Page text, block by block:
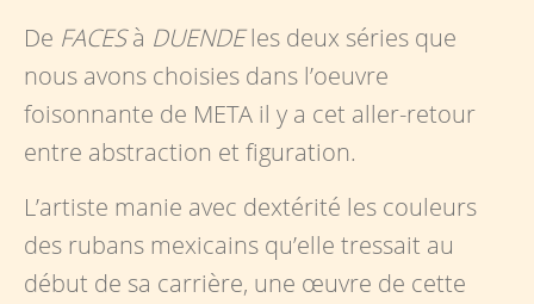
De FACESà DUENDEles deux séries que
nous avons choisies dans l’oeuvre
foisonnante de META il y a cet aller-retour
entre abstraction et figuration.
L’artiste manie avec dextérité les couleurs
des rubans mexicains qu’elle tressait au
début de sa carrière, une œuvre de cette